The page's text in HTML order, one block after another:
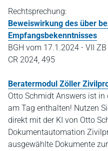
Rechtsprechung:
Beweiswirkung des über
Empfangsbekenntnisses
BGH vom 17.1.2024 - VII
CR 2024, 495
Beratermodul Zöller
Otto Schmidt Answers ist
am Tag enthalten! Nutzen
direkt mit der KI von Otto
Dokumentautomation
ausgewählte Dokumente